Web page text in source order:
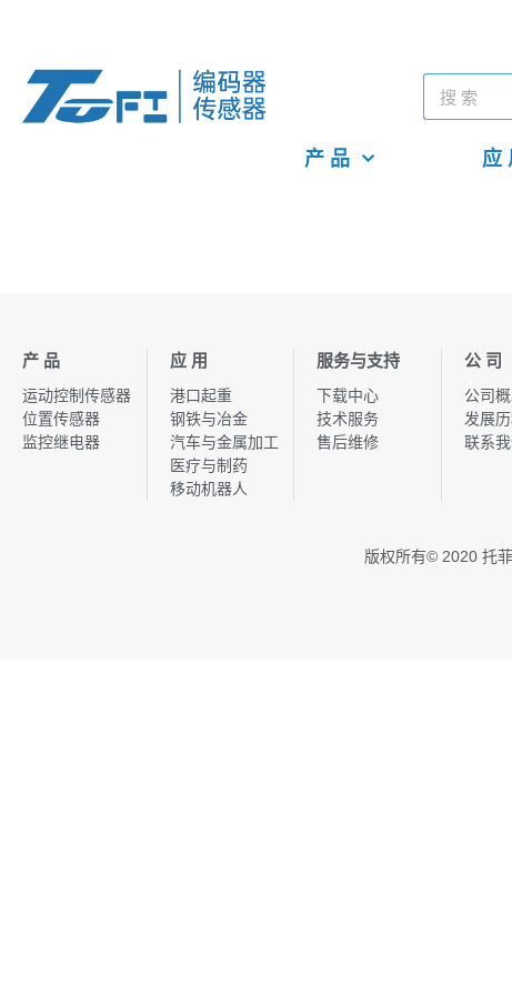
产 品 应
产 品
运动控制传感器
位置传感器
监控继电器
应 用
港口起重
钢铁与冶金
汽车与金属加工
医疗与制药
移动机器人
服务与支持
下载中心
技术服务
售后维修
公 司
公司
发展
联系
版权所有© 2020 托